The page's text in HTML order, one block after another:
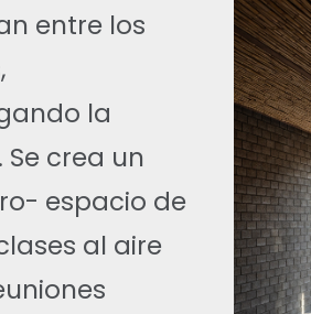
entre los
la
crea un
espacio de
al aire